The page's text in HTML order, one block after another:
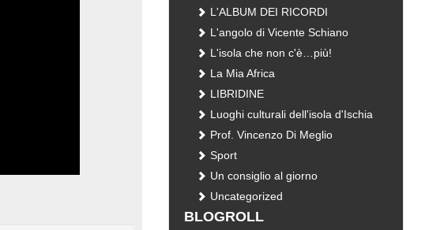
L'ALBUM DEI RICORDI
L'angolo di Vicente Schiano
L'isola che non c'è…più!
La Mia Africa
LIBRIDINE
Luoghi culturali dell'isola d'Ischia
Prof. Vincenzo Di Meglio
Sport
Un consiglio al giorno
Uncategorized
BLOGROLL